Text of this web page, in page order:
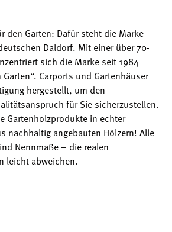
den Garten: Dafür steht die Marke
Daldorf. Mit einer über 70-
sich die Marke seit 1984
Carports und Gartenhäuser
hergestellt, um den
für Sie sicherzustellen.
Gartenholzprodukte in echter
nachhaltig angebauten Hölzern! Alle
Nennmaße – die realen
leicht abweichen.